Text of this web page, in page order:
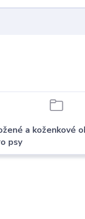
a koženkové
psy